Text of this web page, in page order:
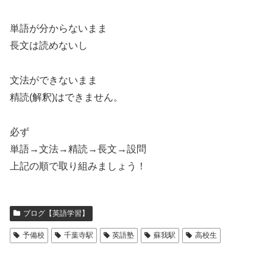
単語が分からないまま
長文は読めないし
文法ができないまま
精読(解釈)はできません。
必ず
単語→文法→精読→長文→設問
上記の順で取り組みましょう！
ブログ【英語学習】
予備校 千葉寺駅 英語塾 蘇我駅 高校生